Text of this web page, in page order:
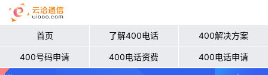
首页 了解400电话 400解决方案
400号码申请 400电话资费 400电话申请